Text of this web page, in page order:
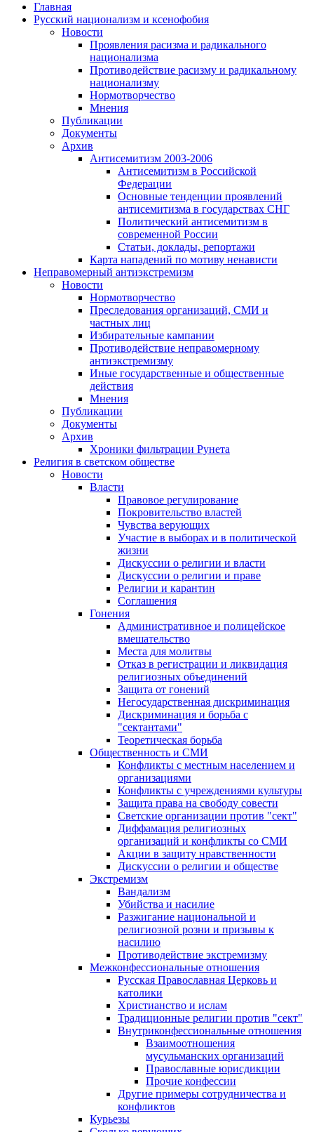
Главная
Русский национализм и ксенофобия
Новости
Проявления расизма и радикального
национализма
Противодействие расизму и радикальному
национализму
Нормотворчество
Мнения
Публикации
Документы
Архив
Антисемитизм 2003-2006
Антисемитизм в Российской
Федерации
Основные тенденции проявлений
антисемитизма в государствах СНГ
Политический антисемитизм в
современной России
Статьи, доклады, репортажи
Карта нападений по мотиву ненависти
Неправомерный антиэкстремизм
Новости
Нормотворчество
Преследования организаций, СМИ и
частных лиц
Избирательные кампании
Противодействие неправомерному
антиэкстремизму
Иные государственные и общественные
действия
Мнения
Публикации
Документы
Архив
Хроники фильтрации Рунета
Религия в светском обществе
Новости
Власти
Правовое регулирование
Покровительство властей
Чувства верующих
Участие в выборах и в политической
жизни
Дискуссии о религии и власти
Дискуссии о религии и праве
Религии и карантин
Соглашения
Гонения
Административное и полицейское
вмешательство
Места для молитвы
Отказ в регистрации и ликвидация
религиозных объединений
Защита от гонений
Негосударственная дискриминация
Дискриминация и борьба с
"сектантами"
Теоретическая борьба
Общественность и СМИ
Конфликты с местным населением и
организациями
Конфликты с учреждениями культуры
Защита права на свободу совести
Светские организации против "сект"
Диффамация религиозных
организаций и конфликты со СМИ
Акции в защиту нравственности
Дискуссии о религии и обществе
Экстремизм
Вандализм
Убийства и насилие
Разжигание национальной и
религиозной розни и призывы к
насилию
Противодействие экстремизму
Межконфессиональные отношения
Русская Православная Церковь и
католики
Христианство и ислам
Традиционные религии против "сект"
Внутриконфессиональные отношения
Взаимоотношения
мусульманских организаций
Православные юрисдикции
Прочие конфессии
Другие примеры сотрудничества и
конфликтов
Курьезы